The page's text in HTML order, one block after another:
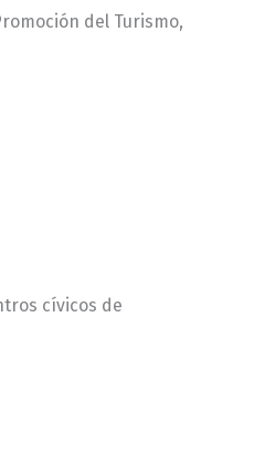
del Turismo,
cívicos de